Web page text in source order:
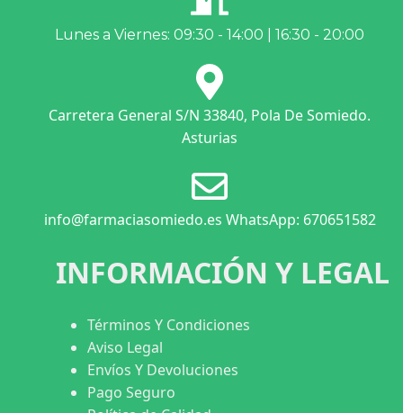
Lunes a Viernes: 09:30 - 14:00 | 16:30 - 20:00
Carretera General S/N 33840, Pola De Somiedo.
Asturias
info@farmaciasomiedo.es WhatsApp: 670651582
INFORMACIÓN Y LEGAL
Términos Y Condiciones
Aviso Legal
Envíos Y Devoluciones
Pago Seguro